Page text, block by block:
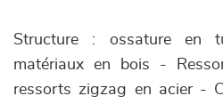
Structure : ossature en
matériaux en bois -
ressorts zigzag en acier -